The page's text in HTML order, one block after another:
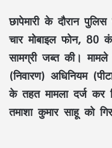
छापेमारी के दौरान
चार मोबाइल फोन, 80
सामग्री जब्त की।
(निवारण) अधिनियम
के तहत मामला दर्ज कर
तमाशा कुमार साहूको